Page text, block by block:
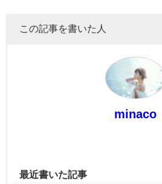
この記事を書いた人
minaco
最近書いた記事